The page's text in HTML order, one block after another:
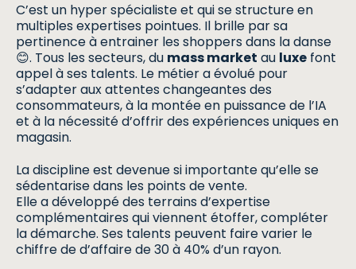
C’est un hyper spécialiste et qui se structure en
multiples expertises pointues. Il brille par sa
pertinence à entrainer les shoppers dans la danse
😊. Tous les secteurs, du mass market au luxe font
appel à ses talents. Le métier a évolué pour
s’adapter aux attentes changeantes des
consommateurs, à la montée en puissance de l’IA
et à la nécessité d’offrir des expériences uniques en
magasin.
La discipline est devenue si importante qu’elle se
sédentarise dans les points de vente.
Elle a développé des terrains d’expertise
complémentaires qui viennent étoffer, compléter
la démarche. Ses talents peuvent faire varier le
chiffre de d’affaire de 30 à 40% d’un rayon.